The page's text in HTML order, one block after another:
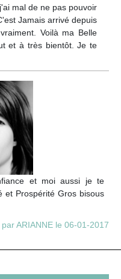
mal de ne pas pouvoir
Jamais arrivé depuis
Voilà ma Belle
et à très bientôt. Je te
et moi aussi je te
et Prospérité Gros bisous
par ARIANNE le 06-01-2017